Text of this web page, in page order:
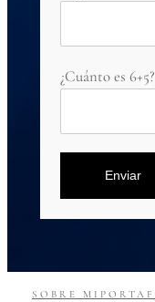
¿Cuánto es 6+5?
Enviar
SOBRE MI